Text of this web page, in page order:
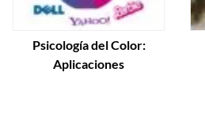
Psicología del Color:
Aplicaciones